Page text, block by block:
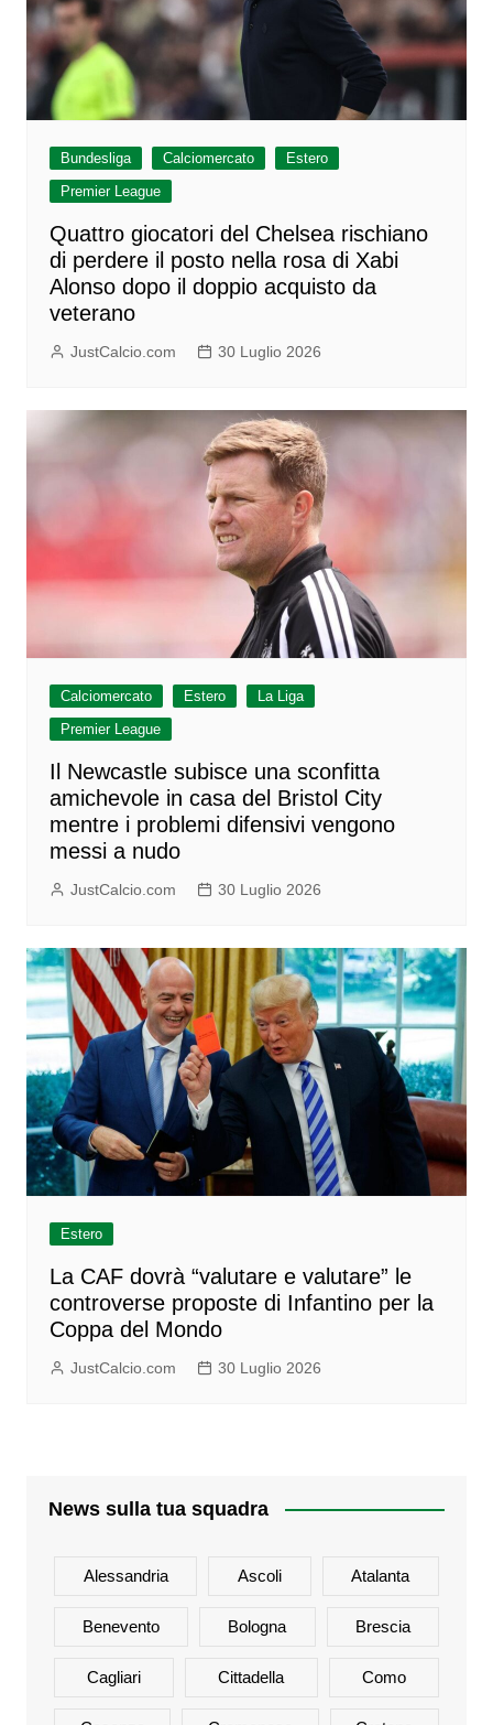
Bundesliga Calciomercato
Estero
Premier League
Quattro giocatori del Chelsea rischiano
di perdere il posto nella rosa di Xabi
Alonso dopo il doppio acquisto da
veterano
JustCalcio.com 30 Luglio 2026
Calciomercato Estero
La Liga
Premier League
Il Newcastle subisce una sconfitta
amichevole in casa del Bristol City
mentre i problemi difensivi vengono
messi a nudo
JustCalcio.com 30 Luglio 2026
Estero
La CAF dovrà “valutare e valutare” le
controverse proposte di Infantino per la
Coppa del Mondo
JustCalcio.com 30 Luglio 2026
News sulla tua squadra
Alessandria Ascoli Atalanta
Benevento Bologna Brescia
Cagliari Cittadella Como